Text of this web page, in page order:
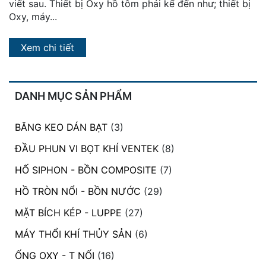
DANH MỤC SẢN PHẨM
BĂNG KEO DÁN BẠT (3)
ĐẦU PHUN VI BỌT KHÍ VENTEK (8)
HỐ SIPHON - BỒN COMPOSITE (7)
HỒ TRÒN NỔI - BỒN NƯỚC (29)
MẶT BÍCH KÉP - LUPPE (27)
MÁY THỔI KHÍ THỦY SẢN (6)
ỐNG OXY - T NỐI (16)
viết sau. Thiết bị Oxy hồ tôm phải kể đến như; thiết bị
Oxy, máy...
Xem chi tiết